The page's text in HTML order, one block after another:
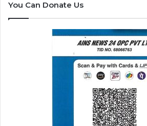
You Can Donate Us